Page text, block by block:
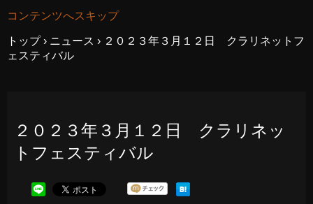
コンテンツへスキップ
トップ › ニュース › ２０２３年３月１２日 クラリネットフ
ェスティバル
２０２３年３月１２日 クラリネッ
トフェスティバル